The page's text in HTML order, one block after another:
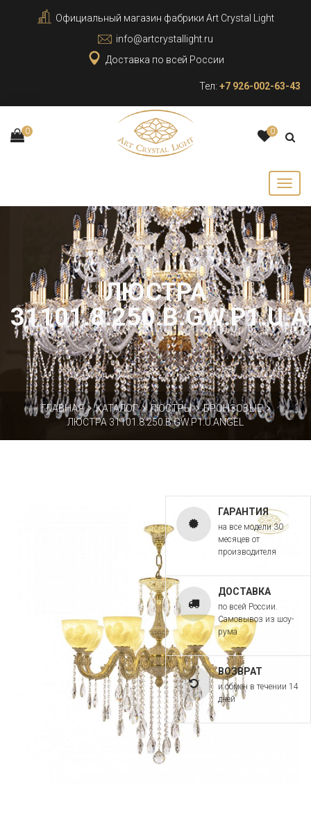
Официальный магазин фабрики Art Crystal Light
info@artcrystallight.ru
Доставка по всей России
Тел: +7 926-002-63-43
0 0
ЛЮСТРА
ГЛАВНАЯ КАТАЛОГ ЛЮСТРЫ
БРОНЗОВЫЕ
ЛЮСТРА 31101.8.250.B.GW.P1.U.ANGEL
ГАРАНТИЯ
на все модели 30
месяцев от
производителя
ДОСТАВКА
по всей России.
Самовывоз из шоу-
рума
ВОЗВРАТ
и обмен в течении 14
дней